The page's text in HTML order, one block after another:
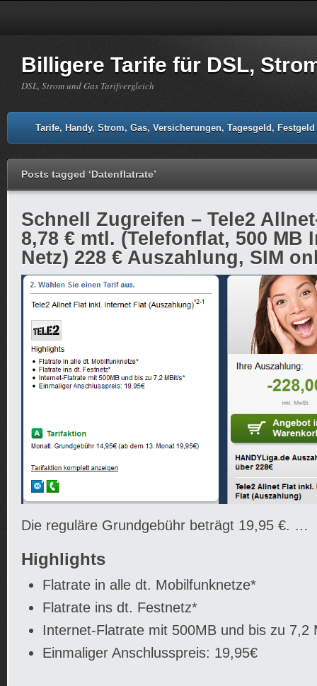
Billigere Tarife für DSL,
DSL, Strom und Gas Tarifvergleich
Tarife, Handy, Strom, Gas, Versicherungen, Tagesgeld,
Posts tagged ‘Datenflatrate’
Schnell Zugreifen – Tele2
8,78 € mtl. (Telefonflat, 500 MB
Netz) 228 € Auszahlung, SIM
Die reguläre Grundgebühr beträgt 19,95 €. …
Highlights
Flatrate in alle dt. Mobilfunknetze*
Flatrate ins dt. Festnetz*
Internet-Flatrate mit 500MB und bis zu 7,2
Einmaliger Anschlusspreis: 19,95€